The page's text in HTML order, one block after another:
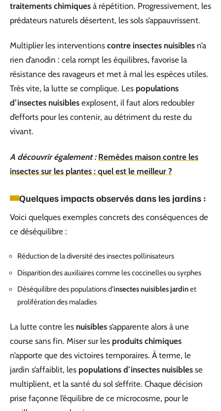
traitements chimiques à répétition. Progressivement, les
prédateurs naturels désertent, les sols s’appauvrissent.
Multiplier les interventions contre insectes nuisibles n’a
rien d’anodin : cela rompt les équilibres, favorise la
résistance des ravageurs et met à mal les espèces utiles.
Très vite, la lutte se complique. Les populations
d’insectes nuisibles explosent, il faut alors redoubler
d’efforts pour les contenir, au détriment du reste du
vivant.
A découvrir également : Remèdes maison contre les
insectes sur les plantes : quel est le meilleur ?
Quelques impacts observés dans les jardins :
Voici quelques exemples concrets des conséquences de
ce déséquilibre :
Réduction de la diversité des insectes pollinisateurs
Disparition des auxiliaires comme les coccinelles ou syrphes
Déséquilibre des populations d’insectes nuisibles jardinet
prolifération des maladies
La lutte contre les nuisibles s’apparente alors à une
course sans fin. Miser sur les produits chimiques
n’apporte que des victoires temporaires. À terme, le
jardin s’affaiblit, les populations d’insectes nuisibles se
multiplient, et la santé du sol s’effrite. Chaque décision
prise façonne l’équilibre de ce microcosme, pour le